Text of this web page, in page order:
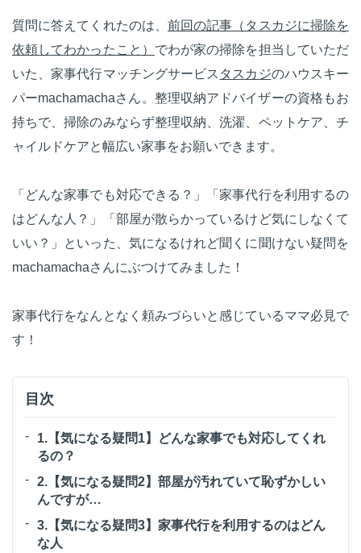
質問に答えてくれたのは、 前回の記事（タスカジに掃除を
依頼してわかったこと） でわが家の掃除を担当していただ
いた、家事代行マッチングサービス タスカジのハウスキー
パーmachamachaさん。整理収納アドバイザーの資格もお
持ちで、掃除のみならず整理収納、洗濯、ペットケア、チ
ャイルドケアと幅広い家事をお願いできます。
「どんな家事でも対応できる？」「家事代行を利用するの
はどんな人？」「部屋が散らかっているけど気にしなくて
いい？」といった、気になるけれど聞くに聞けない疑問を
machamachaさんにぶつけてみました！
家事代行をなんとなく頼みづらいと感じているママ必見で
す！
目次
1.【気になる疑問1】どんな家事でも対応してくれ
るの？
2.【気になる疑問2】部屋が汚れていて恥ずかしい
んですが…
3.【気になる疑問3】家事代行を利用するのはどん
な人